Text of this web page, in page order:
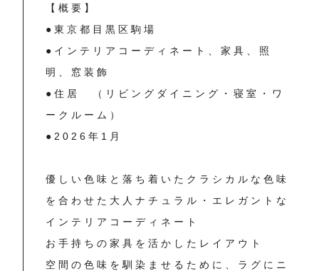
【概要】
●東京都目黒区駒場
●インテリアコーディネート、家具、照
明、窓装飾
●住居 （リビングダイニング・寝室・ワ
ークルーム）
●2026年1月
優しい色味と落ち着いたクラシカルな色味
を合わせた大人ナチュラル・エレガントな
インテリアコーディネート
お手持ちの家具を活かしたレイアウト
空間の色味を馴染ませるために、ラグにニ